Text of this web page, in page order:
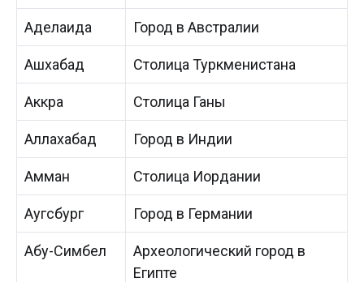
Аделаида Город в Австралии
Ашхабад Столица Туркменистана
Аккра Столица Ганы
Аллахабад Город в Индии
Амман Столица Иордании
Аугсбург Город в Германии
Абу-Симбел
Археологический город в
Египте